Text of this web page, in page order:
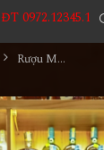
ĐT 0972.12345.1
Rượu Mortlach 20YO Hộp Quà 2023